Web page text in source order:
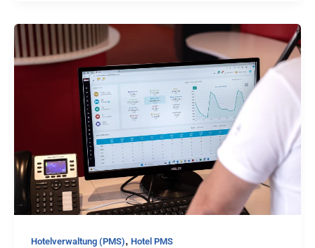
Hotelverwaltung (PMS), Hotel PMS